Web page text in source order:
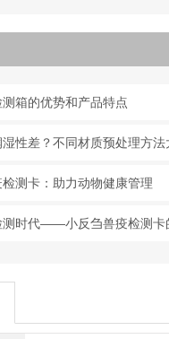
箱的优势和产品特点
性差？不同材质预处理方法
测卡：助力动物健康管理
测时代——小反刍兽疫检测卡